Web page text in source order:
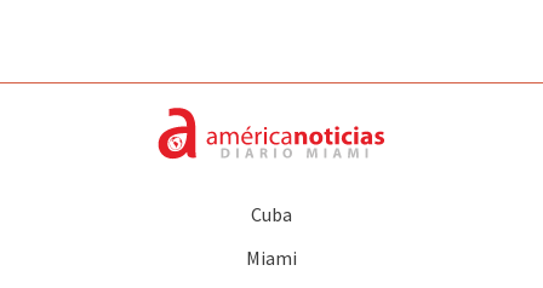
Cuba
Miami